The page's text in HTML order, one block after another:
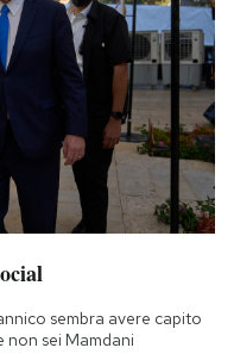
sembra avere capito
non sei Mamdani